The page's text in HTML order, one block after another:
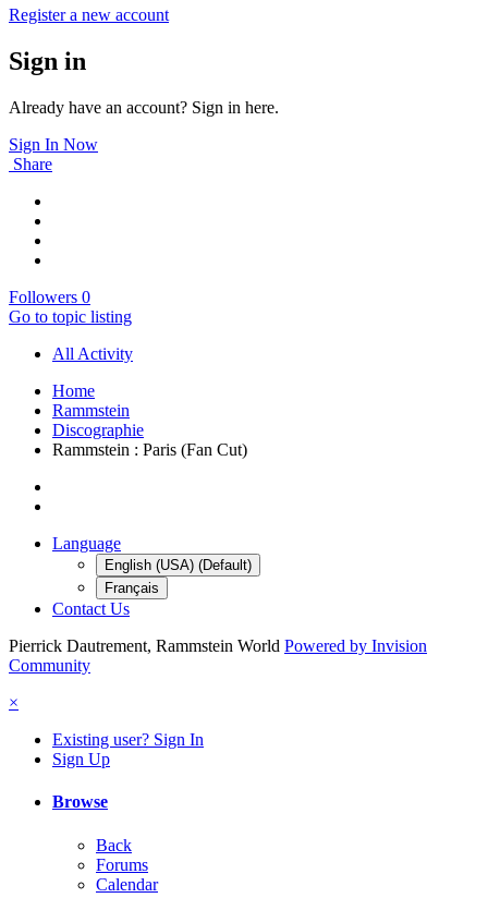
Register a new account
Sign in
Already have an account? Sign in here.
Sign In Now
Share
Followers 0
Go to topic listing
All Activity
Home
Rammstein
Discographie
Rammstein : Paris (Fan Cut)
Language
English (USA) (Default)
Français
Contact Us
Pierrick Dautrement, Rammstein World Powered by Invision
Community
×
Existing user? Sign In
Sign Up
Browse
Back
Forums
Calendar